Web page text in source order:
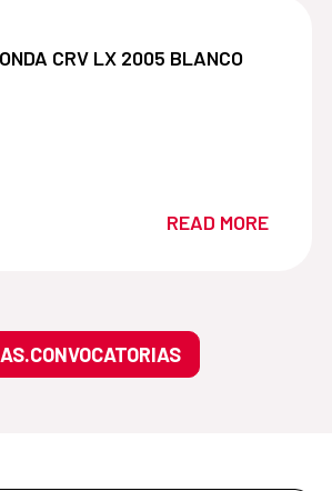
CRV LX 2005 BLANCO:
CRV LX 2005 BLANCO
READ MORE